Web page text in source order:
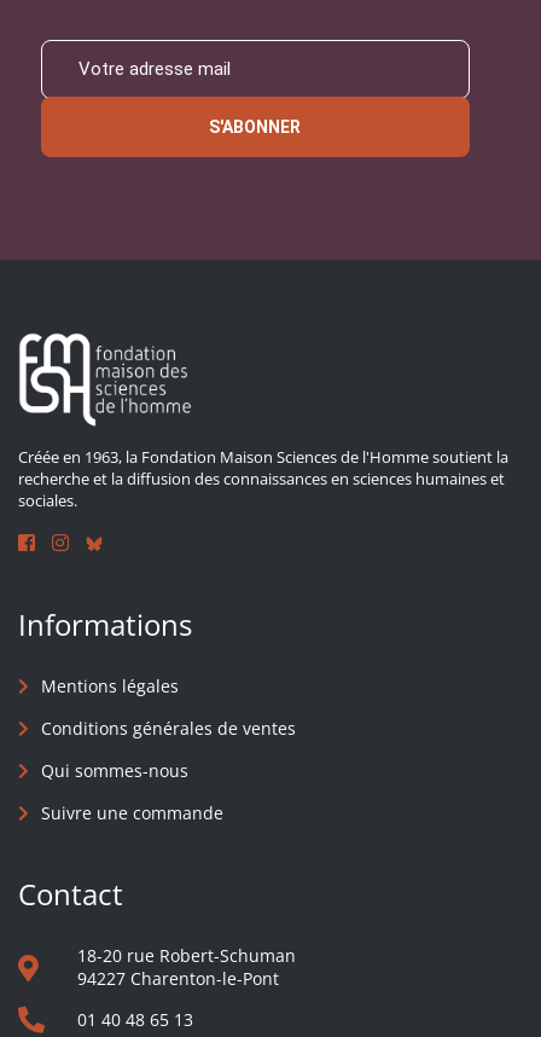
S'ABONNER
Créée en 1963, la Fondation Maison Sciences de l'Homme soutient la
recherche et la diffusion des connaissances en sciences humaines et
sociales.
Informations
Mentions légales
Conditions générales de ventes
Qui sommes-nous
Suivre une commande
Contact
18-20 rue Robert-Schuman
94227 Charenton-le-Pont
01 40 48 65 13